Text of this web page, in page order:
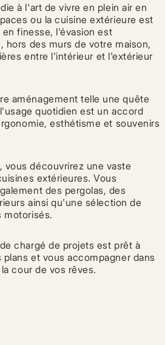
pour afficher et vous permettre de
vidéo ?
à l'art de vivre en plein air en
ou la cuisine extérieure est
finesse, l'évasion est
hors des murs de votre maison,
entre l'intérieur et l'extérieur
aménagement telle une quête
quotidien est un accord
esthétisme et souvenirs
vous découvrirez une vaste
extérieures. Vous
des pergolas, des
ainsi qu'une sélection de
motorisés.
chargé de projets est prêt à
plans et vous accompagner dans
cour de vos rêves.